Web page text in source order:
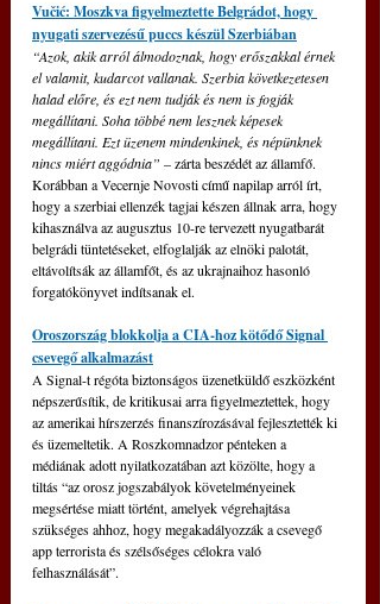
Vučić: Moszkva figyelmeztette Belgrádot, hogy
nyugati szervezésű puccs készül Szerbiában
“Azok, akik arról álmodoznak, hogy erőszakkal érnek
el valamit, kudarcot vallanak. Szerbia következetesen
halad előre, és ezt nem tudják és nem is fogják
megállítani. Soha többé nem lesznek képesek
megállítani. Ezt üzenem mindenkinek, és népünknek
nincs miért aggódnia” – zárta beszédét az államfő.
Korábban a Vecernje Novosti című napilap arról írt,
hogy a szerbiai ellenzék tagjai készen állnak arra, hogy
kihasználva az augusztus 10-re tervezett nyugatbarát
belgrádi tüntetéseket, elfoglalják az elnöki palotát,
eltávolítsák az államfőt, és az ukrajnaihoz hasonló
forgatókönyvet indítsanak el.
Oroszország blokkolja a CIA-hoz kötődő Signal
csevegő alkalmazást
A Signal-t régóta biztonságos üzenetküldő eszközként
népszerűsítik, de kritikusai arra figyelmeztettek, hogy
az amerikai hírszerzés finanszírozásával fejlesztették ki
és üzemeltetik. A Roszkomnadzor pénteken a
médiának adott nyilatkozatában azt közölte, hogy a
tiltás “az orosz jogszabályok követelményeinek
megsértése miatt történt, amelyek végrehajtása
szükséges ahhoz, hogy megakadályozzák a csevegő
app terrorista és szélsőséges célokra való
felhasználását”.